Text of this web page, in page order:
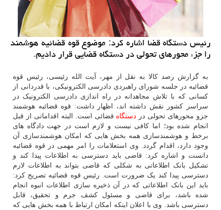
رئیس دستگاه قضا اشاره كرد: موضوع قوه قضائیه هوشمند
را جزء محورهای تحولی در دستگاه قضایی قرار دادیم.
به گزارش رصد کالا به نقل از مهر، آیت الله رئیسی، رئیس قوه
قضائیه در جلسه شورای راهبردی دادرسی الکترونیکی، با قدردانی از
کسانی که با تلاش مجاهدانه در راه اندازی دادرسی الکترونیک در
سراسر کشور نقش داشته اند، اظهار داشت: قوه قضائیه هوشمند
جزو محورهای تحولی در دستگاه قضائی است. البته اقداماتی از قبل
انجام شده بود؛ اما کافی نیست و لازم است در جهت دادگاه های
برخط و هوشمندسازی همه بخش هایی که امکان هوشمندسازی آن
وجود دارد، اقدام گردد. وی استعلامات را امر مهمی در قوه قضائیه
دانست و اشاره کرد: قاضی باید دسترسی به اطلاعات پیدا کند و
تشکیل بانک اطلاعاتی به شکلی که قاضی بتواند به اطلاعات لازم
دسترسی پیدا کند یک ضرورت است. رئیس قوه قضائیه تصریح کرد:
باید این بانک اطلاعاتی که در آن ذخیره سازی اطلاعات انبوه انجام
شده باشد، برای قاضی و مسئول کشف جرم و تحقیق، قابل
دسترسی باشد. وی با اعلان اینکه امکان ارتباط با همه بخش هایی که